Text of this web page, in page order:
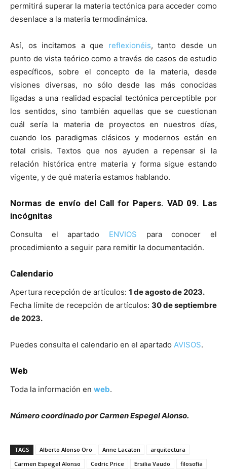
permitirá superar la materia tectónica para acceder como
desenlace a la materia termodinámica.
Así, os incitamos a que reflexionéis, tanto desde un
punto de vista teórico como a través de casos de estudio
específicos, sobre el concepto de la materia, desde
visiones diversas, no sólo desde las más conocidas
ligadas a una realidad espacial tectónica perceptible por
los sentidos, sino también aquellas que se cuestionan
cuál sería la materia de proyectos en nuestros días,
cuando los paradigmas clásicos y modernos están en
total crisis. Textos que nos ayuden a repensar si la
relación histórica entre materia y forma sigue estando
vigente, y de qué materia estamos hablando.
Normas de envío del Call for Papers. VAD 09. Las
incógnitas
Consulta el apartado ENVIOS para conocer el
procedimiento a seguir para remitir la documentación.
Calendario
Apertura recepción de artículos: 1 de agosto de 2023.
Fecha límite de recepción de artículos: 30 de septiembre
de 2023.
Puedes consulta el calendario en el apartado AVISOS.
Web
Toda la información en web.
Número coordinado por Carmen Espegel Alonso.
TAGS Alberto Alonso Oro Anne Lacaton
arquitectura
Carmen Espegel Alonso
Cedric Price Ersilia Vaudo filosofía